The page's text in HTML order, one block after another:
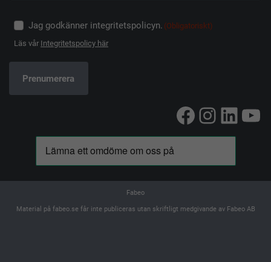
Jag godkänner integritetspolicyn. (Obligatoriskt)
Läs vår Integritetspolicy här
Facebook
Fabeo
Material på fabeo.se får inte publiceras utan skriftligt medgivande av Fabeo AB